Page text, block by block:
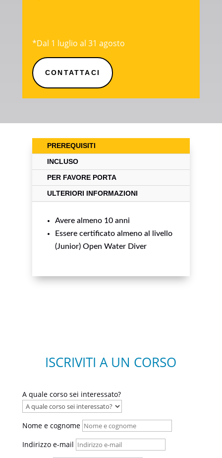
*Dal 1 luglio al 31 agosto
CONTATTACI
PREREQUISITI
INCLUSO
PER FAVORE PORTA
ULTERIORI INFORMAZIONI
Avere almeno 10 anni
Essere certificato almeno al livello
(Junior) Open Water Diver
ISCRIVITI A UN CORSO
A quale corso sei interessato?
Nome e cognome
Indirizzo e-mail